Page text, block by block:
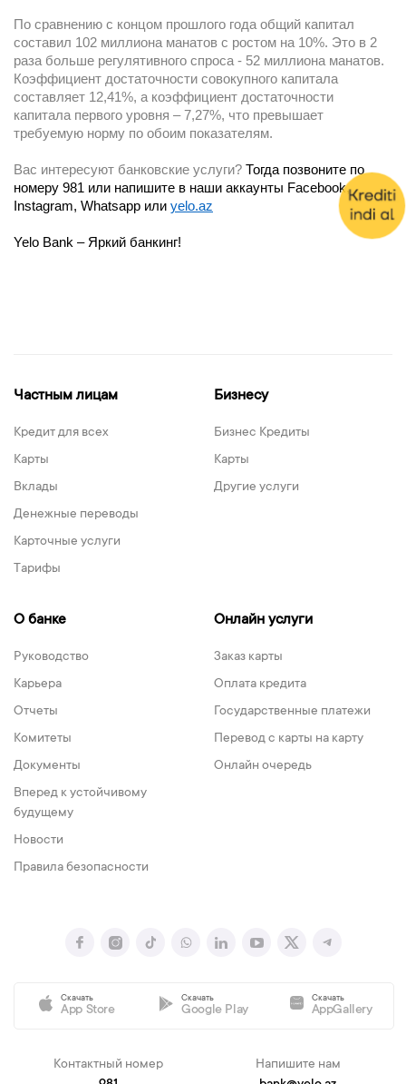
По сравнению с концом прошлого года общий капитал
составил 102 миллиона манатов с ростом на 10%. Это в 2
раза больше регулятивного спроса - 52 миллиона манатов.
Коэффициент достаточности совокупного капитала
составляет 12,41%, а коэффициент достаточности
капитала первого уровня – 7,27%, что превышает
требуемую норму по обоим показателям.
Вас интересуют банковские услуги? Тогда позвоните по
номеру 981 или напишите в наши аккаунты Facebook,
Instagram, Whatsapp или yelo.az
Yelo Bank – Яркий банкинг!
Частным лицам
Кредит для всех
Карты
Вклады
Денежные переводы
Карточные услуги
Тарифы
Бизнесу
Бизнес Кредиты
Карты
Другие услуги
О банке
Руководство
Карьера
Отчеты
Комитеты
Документы
Вперед к устойчивому
будущему
Новости
Правила безопасности
Онлайн услуги
Заказ карты
Оплата кредита
Государственные платежи
Перевод с карты на карту
Онлайн очередь
Скачать
App Store
Скачать
Google Play
Скачать
AppGallery
Контактный номер
Напишите нам